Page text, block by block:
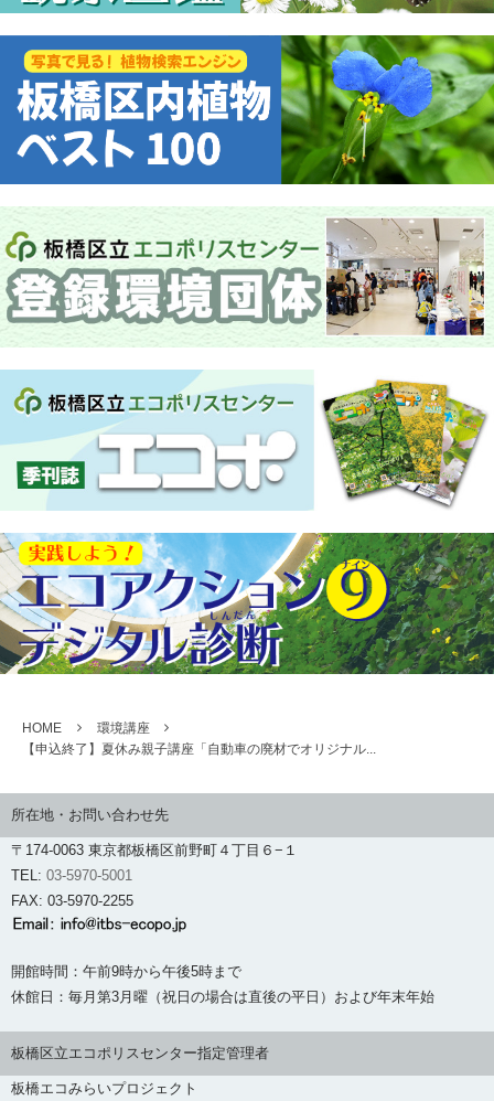
HOME
環境講座
【申込終了】夏休み親子講座「自動車の廃材でオリジナル...
所在地・お問い合わせ先
〒174-0063 東京都板橋区前野町４丁目６−１
TEL: 03-5970-5001
FAX: 03-5970-2255
開館時間：午前9時から午後5時まで
休館日：毎月第3月曜（祝日の場合は直後の平日）および年末年始
板橋区立エコポリスセンター指定管理者
板橋エコみらいプロジェクト